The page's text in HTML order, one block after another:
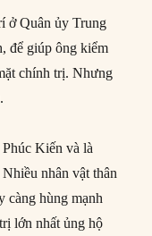
ở Quân ủy Trung
để giúp ông kiểm
chính trị. Nhưng
Kiến và là
nhân vật thân
càng hùng mạnh
lớn nhất ủng hộ